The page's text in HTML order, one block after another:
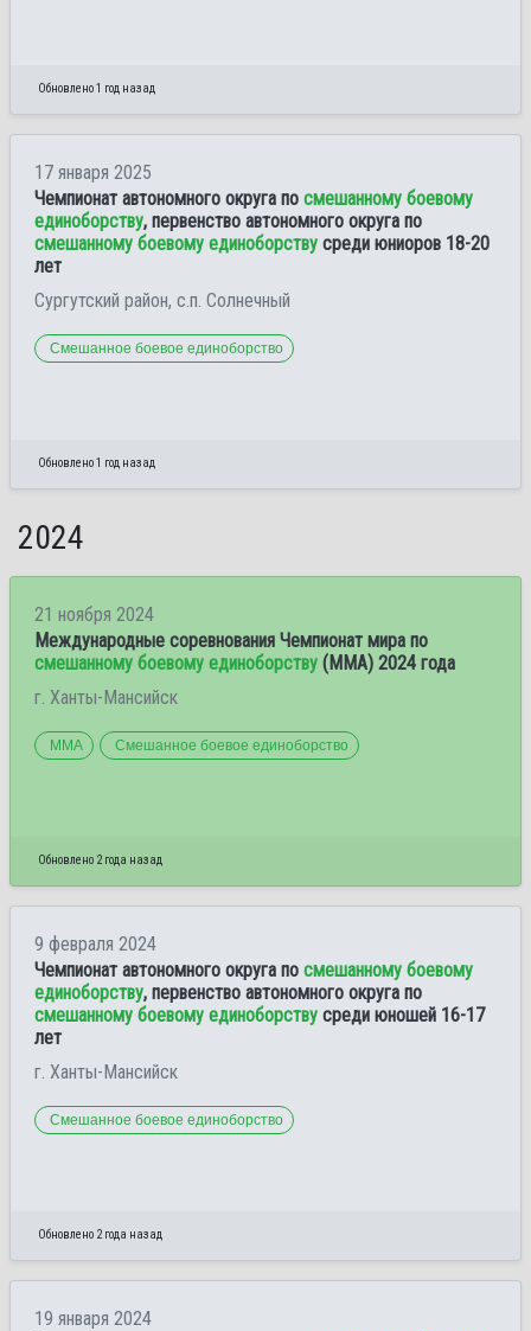
Обновлено 1 год назад
17 января 2025
Чемпионат автономного округа по смешанному боевому
единоборству, первенство автономного округа по
смешанному боевому единоборству среди юниоров 18-20
лет
Сургутский район, с.п. Солнечный
Смешанное боевое единоборство
Обновлено 1 год назад
2024
21 ноября 2024
Международные соревнования Чемпионат мира по
смешанному боевому единоборству (ММА) 2024 года
г. Ханты-Мансийск
ММА Смешанное боевое единоборство
Обновлено 2 года назад
9 февраля 2024
Чемпионат автономного округа по смешанному боевому
единоборству, первенство автономного округа по
смешанному боевому единоборству среди юношей 16-17
лет
г. Ханты-Мансийск
Смешанное боевое единоборство
Обновлено 2 года назад
19 января 2024